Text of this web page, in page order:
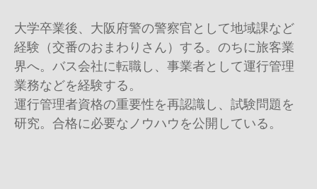
大学卒業後、大阪府警の警察官として地域課など
経験（交番のおまわりさん）する。のちに旅客業
界へ。バス会社に転職し、事業者として運行管理
業務などを経験する。
運行管理者資格の重要性を再認識し、試験問題を
研究。合格に必要なノウハウを公開している。